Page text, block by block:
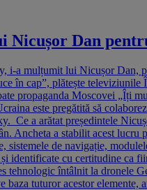
Nicușor Dan
i-a mulțumit lui Nicușor Dan,
în cap”, plătește
propaganda Moscovei „Îți
este pregătită să
Ce a arătat președintele
Ancheta a stabilit acest lucru
de navigație,
identificate cu certitudine ca
tehnologic întâlnit la
baza tuturor acestor